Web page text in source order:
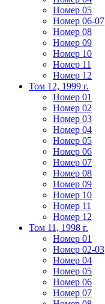
Номер 05
Номер 06-07
Номер 08
Номер 09
Номер 10
Номер 11
Номер 12
Том 12, 1999 г.
Номер 01
Номер 02
Номер 03
Номер 04
Номер 05
Номер 06
Номер 07
Номер 08
Номер 09
Номер 10
Номер 11
Номер 12
Том 11, 1998 г.
Номер 01
Номер 02-03
Номер 04
Номер 05
Номер 06
Номер 07